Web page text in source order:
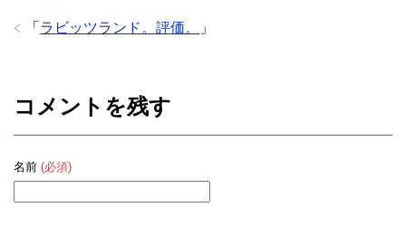
「 ラビッツランド。評価。 」
コメントを残す
名前 (必須)